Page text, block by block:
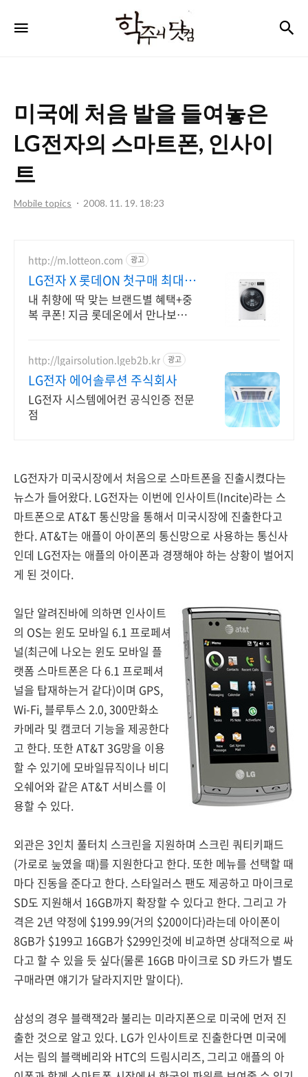
주
컴
미국에 처음 발을 들여놓은
LG전자의 스마트폰, 인사이
트
Mobile topics 2008. 11. 19. 18:23
http://m.lotteon.com 광고
LG전자 X 롯데ON 첫구매 최대 5
천원 혜택!
내 취향에 딱 맞는 브랜드별 혜택+중
복 쿠폰! 지금 롯데온에서 만나보세
http://lgairsolution.lgeb2b.kr 광고
LG전자 에어솔루션 주식회사
LG전자 시스템에어컨 공식인증 전문
점
LG전자가 미국시장에서 처음으로 스마트폰을 진출시켰다는
뉴스가 들어왔다. LG전자는 이번에 인사이트(Incite)라는 스
마트폰으로 AT&T 통신망을 통해서 미국시장에 진출한다고
한다. AT&T는 애플이 아이폰의 통신망으로 사용하는 통신사
인데 LG전자는 애플의 아이폰과 경쟁해야 하는 상황이 벌어지
게 된 것이다.
일단 알려진바에 의하면 인사이트
의 OS는 윈도 모바일 6.1 프로페셔
널(최근에 나오는 윈도 모바일 플
랫폼 스마트폰은 다 6.1 프로페셔
널을 탑재하는거 같다)이며 GPS,
Wi-Fi, 블루투스 2.0, 300만화소
카메라 및 캠코더 기능을 제공한다
고 한다. 또한 AT&T 3G망을 이용
할 수 있기에 모바일뮤직이나 비디
오쉐어와 같은 AT&T 서비스를 이
용할 수 있다.
외관은 3인치 풀터치 스크린을 지원하며 스크린 쿼티키패드
(가로로 눞였을 때)를 지원한다고 한다. 또한 메뉴를 선택할 때
마다 진동을 준다고 한다. 스타일러스 팬도 제공하고 마이크로
SD도 지원해서 16GB까지 확장할 수 있다고 한다. 그리고 가
격은 2년 약정에 $199.99(거의 $200이다)라는데 아이폰이
8GB가 $199고 16GB가 $299인것에 비교하면 상대적으로 싸
다고 할 수 있을 듯 싶다(물론 16GB 마이크로 SD 카드가 별도
구매라면 얘기가 달라지지만 말이다).
삼성의 경우 블랙잭2라 불리는 미라지폰으로 미국에 먼저 진
출한 것으로 알고 있다. LG가 인사이트로 진출한다면 미국에
서는 림의 블랙베리와 HTC의 드림시리즈, 그리고 애플의 아